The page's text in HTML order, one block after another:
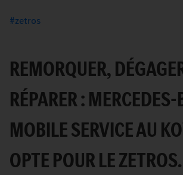
zetros
REMORQUER,
RÉPARER :
MOBILE SERVICE AU
OPTE POUR LE ZETROS.